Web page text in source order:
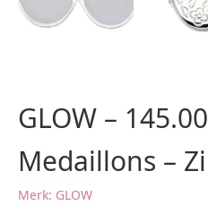
GLOW –
Medaillons –
Merk: GLOW